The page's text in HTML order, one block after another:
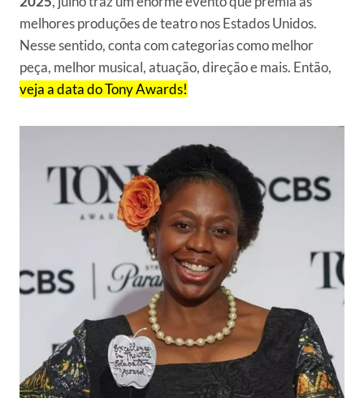
melhores produções de teatro nos Estados Unidos.
Nesse sentido, conta com categorias como melhor
peça, melhor musical, atuação, direção e mais. Então,
veja a data do Tony Awards!